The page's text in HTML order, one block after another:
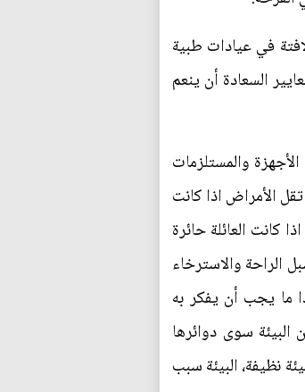
في عيادات طبية
السعادة أن ينعم
والمستلزمات
الأمراض اذا كانت
العائلة حائرة
الراحة والاسترخاء
ما يجب أن يفكر به
البيئة سوى دوائرها
نظيفة، البيئة سبب